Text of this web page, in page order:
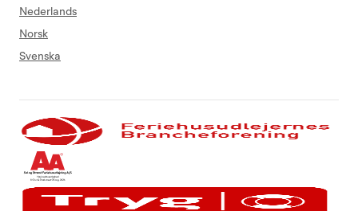
Nederlands
Norsk
Svenska